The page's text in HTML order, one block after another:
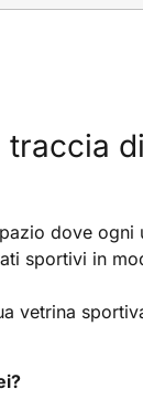
traccia
dove ogni
sportivi in
vetrina